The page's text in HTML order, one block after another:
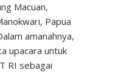
Macuan,
Papua
amanahnya,
upacara untuk
RI sebagai